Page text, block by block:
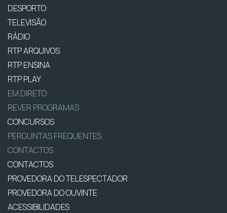
DESPORTO
TELEVISÃO
RÁDIO
RTP ARQUIVOS
RTP ENSINA
RTP PLAY
EM DIRETO
REVER PROGRAMAS
CONCURSOS
PERGUNTAS FREQUENTES
CONTACTOS
CONTACTOS
PROVEDORA DO TELESPECTADOR
PROVEDORA DO OUVINTE
ACESSIBILIDADES